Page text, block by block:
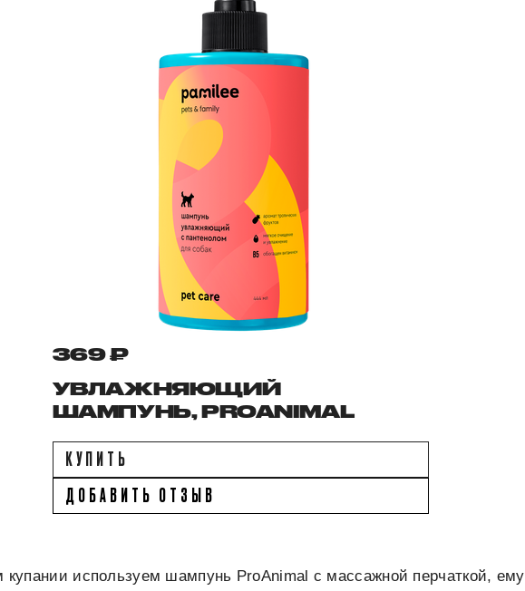
369 ₽
УВЛАЖНЯЮЩИЙ
ШАМПУНЬ, PROANIMAL
КУПИТЬ
ДОБАВИТЬ ОТЗЫВ
купании используем шампунь ProAnimal с массажной перчаткой, ему